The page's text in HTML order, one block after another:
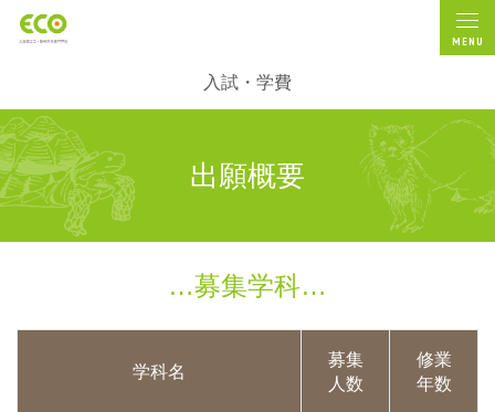
MENU
入試・学費
出願概要
募集学科
学科名
募集
人数
修業
年数